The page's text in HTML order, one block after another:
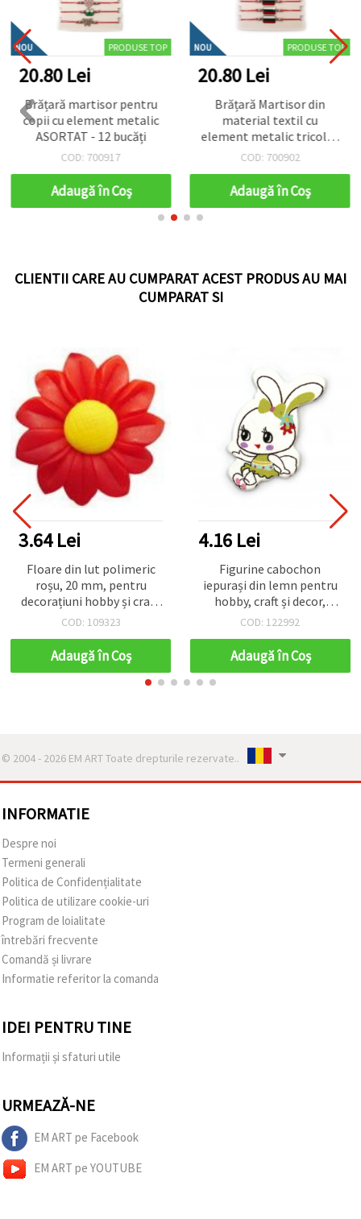
NOU PRODUSE TOP
20.80 Lei
Brățară martisor pentru
copii cu element metalic
ASORTAT - 12 bucăți
COD: 700917
Adaugă în Coş
NOU PRODUSE TOP
20.80 Lei
Brățară Martisor din
material textil cu
element metalic tricolor
- 12 bucăți
COD: 700902
Adaugă în Coş
CLIENTII CARE AU CUMPARAT ACEST PRODUS AU MAI
CUMPARAT SI
3.64 Lei
Floare din lut polimeric
roșu, 20 mm, pentru
decorațiuni hobby și craft,
4 buc.
COD: 109323
Adaugă în Coş
4.16 Lei
Figurine cabochon
iepurași din lemn pentru
hobby, craft și decor,
18x30x2 mm - set 10
COD: 122992
Adaugă în Coş
© 2004 - 2026 EM ART Toate drepturile rezervate..
INFORMATIE
Despre noi
Termeni generali
Politica de Confidențialitate
Politica de utilizare cookie-uri
Program de loialitate
întrebări frecvente
Comandă și livrare
Informatie referitor la comanda
IDEI PENTRU TINE
Informații și sfaturi utile
URMEAZĂ-NE
EM ART pe Facebook
EM ART pe YOUTUBE